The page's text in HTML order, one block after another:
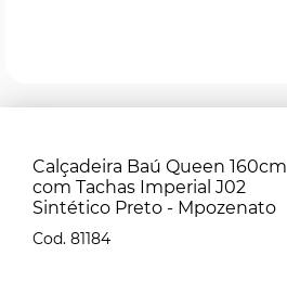
Calçadeira Baú Queen 160cm
com Tachas Imperial J02
Sintético Preto - Mpozenato
81184